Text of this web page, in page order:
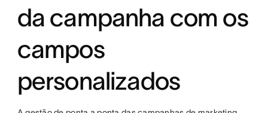
da campanha com os
campos
personalizados